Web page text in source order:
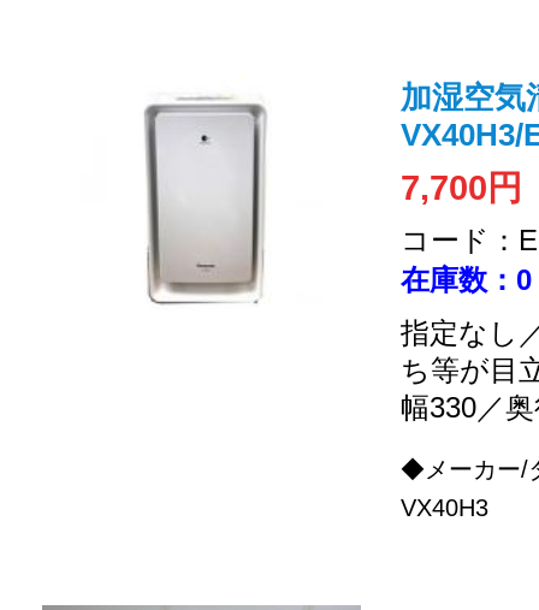
加湿空気
VX40H3/
7,700円
コード：
在庫数：0
指定なし
ち等が目
幅330／
◆メーカー/
VX40H3